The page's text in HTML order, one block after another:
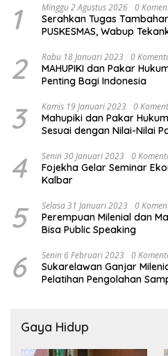
1 Minggu 2 Agustus 2026 0
Serahkan Tugas Tambahan Kepada
PUSKESMAS, Wabup
2 Rabu 18 Januari 2023 0
MAHUPIKI dan Pakar
Penting Bagi Indonesia
3 Kamis 19 Januari 2023 0
Mahupiki dan Pakar
Sesuai dengan Nilai-Nilai
4 Senin 30 Januari 2023 0
Fojekha Gelar Seminar
Kalbar
5 Selasa 31 Januari 2023 0
Perempuan Milenial dan
Bisa Public Speaking
6 Senin 6 Februari 2023 0
Sukarelawan Ganjar
Pelatihan Pengolahan
Gaya Hidup